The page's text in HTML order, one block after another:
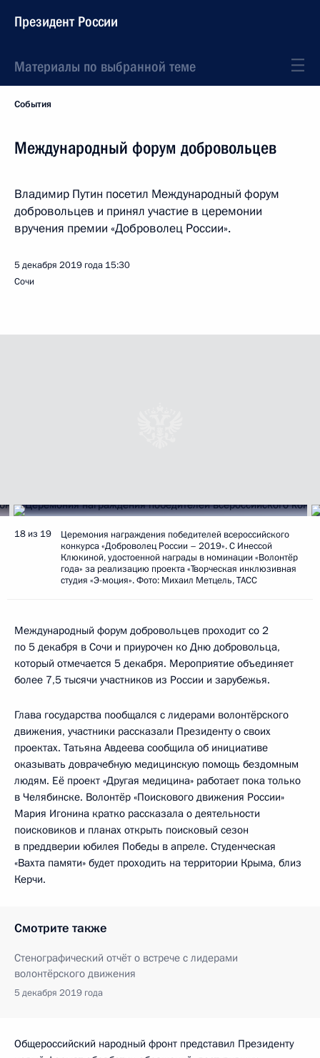
Президент России
Материалы по выбранной теме
События
Международный форум добровольцев
Владимир Путин посетил Международный форум
добровольцев и принял участие в церемонии
вручения премии «Доброволец России».
5 декабря 2019 года 15:30
Сочи
18 из 19
Церемония награждения победителей всероссийского
конкурса «Доброволец России – 2019». С Инессой
Клюкиной, удостоенной награды в номинации «Волонтёр
года» за реализацию проекта «Творческая инклюзивная
студия «Э-моция». Фото: Михаил Метцель, ТАСС
Международный форум добровольцев проходит со 2
по 5 декабря в Сочи и приурочен ко Дню добровольца,
который отмечается 5 декабря. Мероприятие объединяет
более 7,5 тысячи участников из России и зарубежья.
Глава государства пообщался с лидерами волонтёрского
движения, участники рассказали Президенту о своих
проектах. Татьяна Авдеева сообщила об инициативе
оказывать доврачебную медицинскую помощь бездомным
людям. Её проект «Другая медицина» работает пока только
в Челябинске. Волонтёр «Поискового движения России»
Мария Игонина кратко рассказала о деятельности
поисковиков и планах открыть поисковый сезон
в преддверии юбилея Победы в апреле. Студенческая
«Вахта памяти» будет проходить на территории Крыма, близ
Керчи.
Смотрите также
Стенографический отчёт о встрече с лидерами
волонтёрского движения
5 декабря 2019 года
Общероссийский народный фронт представил Президенту